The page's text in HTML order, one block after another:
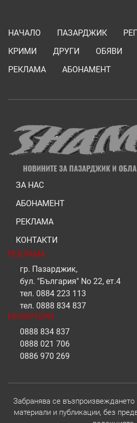
НАЧАЛО ПАЗАРДЖИК
КРИМИ
ДРУГИ ОБЯВИ
РЕКЛАМА
АБОНАМЕНТ
ЗА НАС
АБОНАМЕНТ
РЕКЛАМА
КОНТАКТИ
РЕКЛАМА
гр. Пазарджик,
бул. "България" No 22, ет.4
тел. 0884 223 113
тел. 0888 834 837
РЕПОРТЕРИ
0888 834 837
0888 021 706
0886 970 269
Забранява се възпроизвеждането
материали и публикации, без